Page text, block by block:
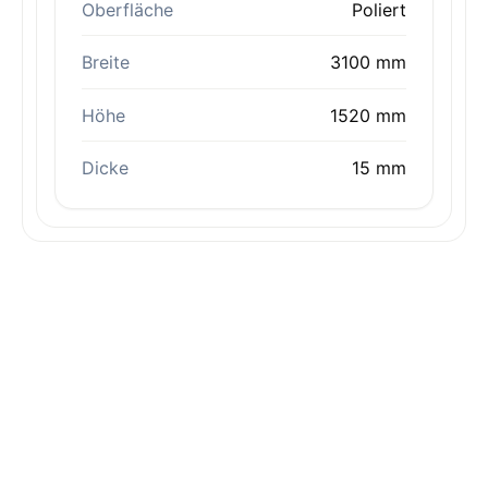
Oberfläche Poliert
Breite 3100 mm
Höhe 1520 mm
Dicke 15 mm